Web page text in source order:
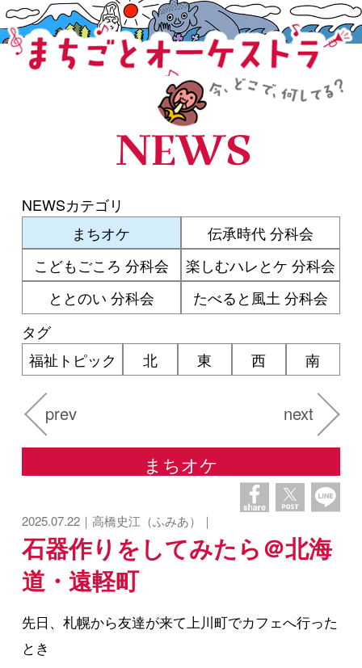
NEWSカテゴリ
まちオケ
伝承時代 分科会
こどもごころ 分科会
楽しむハレとケ 分科会
ととのい 分科会
たべると風土 分科会
タグ
福祉トピック
北 東 西 南
NEWS
prev next
まちオケ
2025.07.22｜高橋史江（ふみあ）｜
石器作りをしてみたら＠北海
道・遠軽町
先日、札幌から友達が来て上川町でカフェへ行った
とき